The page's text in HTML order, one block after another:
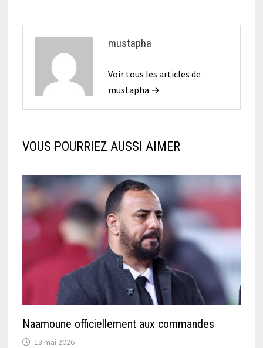
mustapha
Voir tous les articles de
mustapha →
VOUS POURRIEZ AUSSI AIMER
Naamoune officiellement aux commandes
13 mai 2026